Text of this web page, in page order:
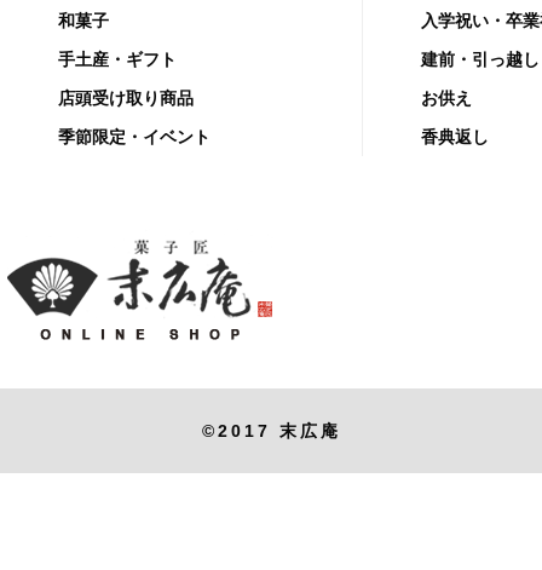
和菓子
手土産・ギフト
店頭受け取り商品
季節限定・イベント
入学祝い・卒
建前・引っ越し
お供え
香典返し
©2017 末広庵